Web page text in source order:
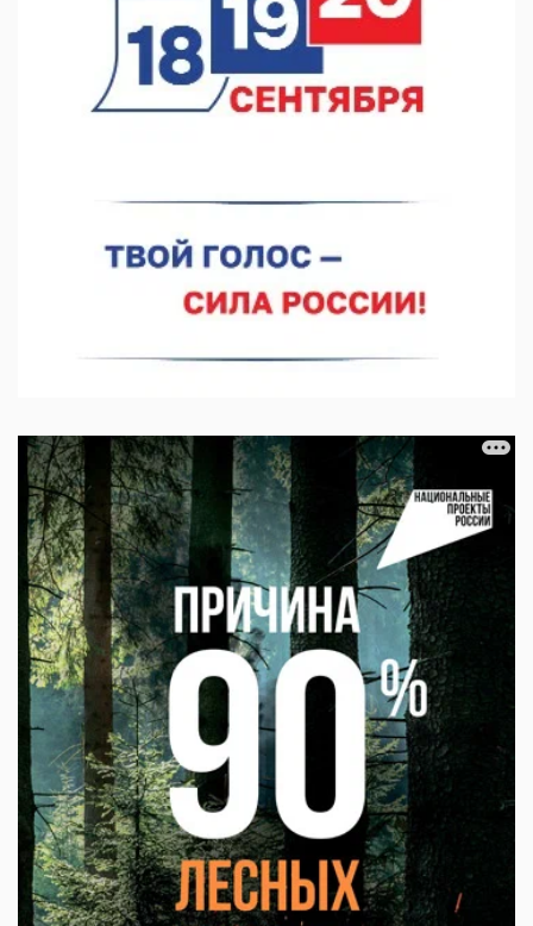
В автобусах Арзамаса устанавливают терминалы оплаты
07.08.2026 11:03